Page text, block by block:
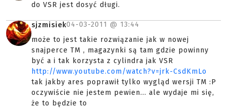
do VSR jest dosyć długi.
sjzmisiek04-03-2011 @ 13:44
może to jest takie rozwiązanie jak w nowej
snajperce TM , magazynki są tam gdzie powinny
być a i tak korzysta z cylindra jak VSR
http://www.youtube.com/watch?v=jrk-CsdKmLo
tak jakby ares poprawił tylko wygląd wersji TM :P
oczywiście nie jestem pewien... ale wydaje mi się,
że to będzie to